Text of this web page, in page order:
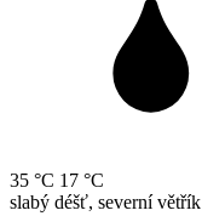
35 °C 17 °C
slabý déšť, severní větřík